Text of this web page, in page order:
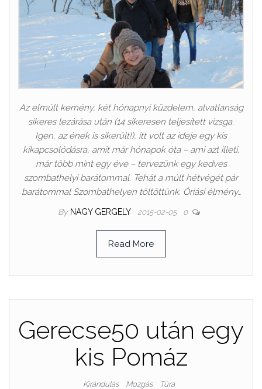
Az elmúlt kemény, két hónapnyi küzdelem, alvatlanság
sikeres lezárása után (14 sikeresen teljesített vizsga.
Igen, az ének is sikerült!), itt volt az ideje egy kis
kikapcsolódásra, amit már hónapok óta – ami azt illeti,
már több mint egy éve – tervezünk egy kedves
szombathelyi barátommal. Tehát a múlt hétvégét pár
barátommal Szombathelyen töltöttünk. Óriási élmény…
By NAGY GERGELY 2015-02-05 0
Read More
Gerecse50 után egy
kis Pomáz
Kirándulás Mozgás Túra